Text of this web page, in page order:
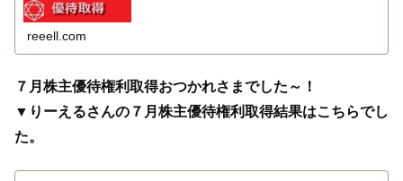
reeell.com
７月株主優待権利取得おつかれさまでした～！
▼りーえるさんの７月株主優待権利取得結果はこちらでし
た。